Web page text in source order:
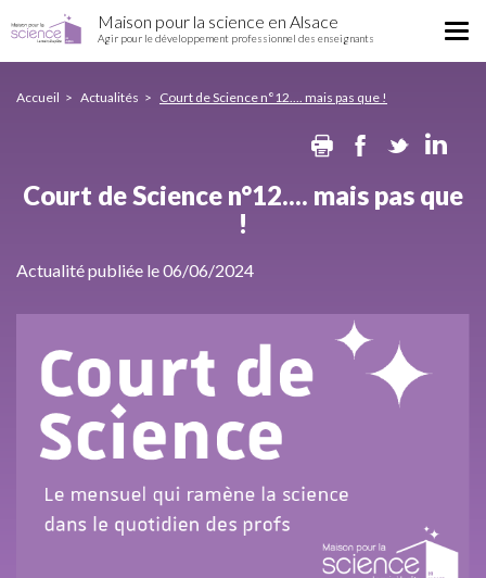
de
mais
au
Maison pour la science en Alsace
Agir pour le développement professionnel des enseignants
Accueil Actualités Court de Science n°12.... mais pas que !
PrintFacebook
Court de Science n°12.... mais pas que
!
Actualité publiée le 06/06/2024